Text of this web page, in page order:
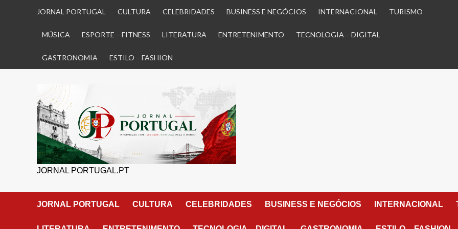
JORNAL PORTUGAL CULTURA CELEBRIDADES BUSINESS E NEGÓCIOS INTERNACIONAL TURISMO
MÚSICA ESPORTE – FITNESS LITERATURA ENTRETENIMENTO TECNOLOGIA – DIGITAL
GASTRONOMIA ESTILO – FASHION
JORNAL PORTUGAL.PT
JORNAL PORTUGAL CULTURA CELEBRIDADES BUSINESS E NEGÓCIOS INTERNACIONAL